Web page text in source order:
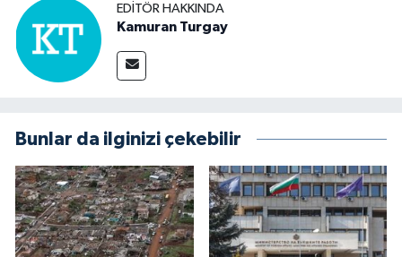
EDITÖR HAKKINDA
Kamuran Turgay
Bunlar da ilginizi çekebilir